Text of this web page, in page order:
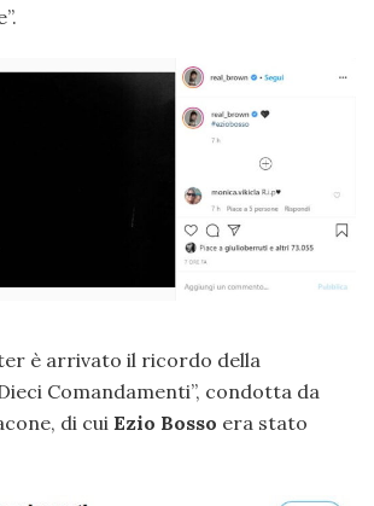
è arrivato il ricordo della
Comandamenti”, condotta da
di cui Ezio Bosso era stato